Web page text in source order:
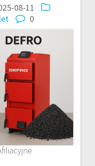
08-11
0